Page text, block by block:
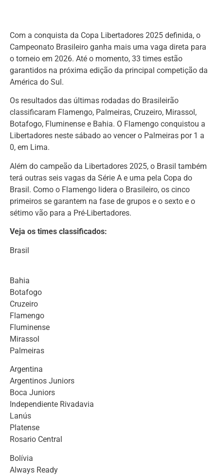
Com a conquista da Copa Libertadores 2025 definida, o
Campeonato Brasileiro ganha mais uma vaga direta para
o torneio em 2026. Até o momento, 33 times estão
garantidos na próxima edição da principal competição da
América do Sul.
Os resultados das últimas rodadas do Brasileirão
classificaram Flamengo, Palmeiras, Cruzeiro, Mirassol,
Botafogo, Fluminense e Bahia. O Flamengo conquistou a
Libertadores neste sábado ao vencer o Palmeiras por 1 a
0, em Lima.
Além do campeão da Libertadores 2025, o Brasil também
terá outras seis vagas da Série A e uma pela Copa do
Brasil. Como o Flamengo lidera o Brasileiro, os cinco
primeiros se garantem na fase de grupos e o sexto e o
sétimo vão para a Pré-Libertadores.
Veja os times classificados:
Brasil
Bahia
Botafogo
Cruzeiro
Flamengo
Fluminense
Mirassol
Palmeiras
Argentina
Argentinos Juniors
Boca Juniors
Independiente Rivadavia
Lanús
Platense
Rosario Central
Bolívia
Always Ready